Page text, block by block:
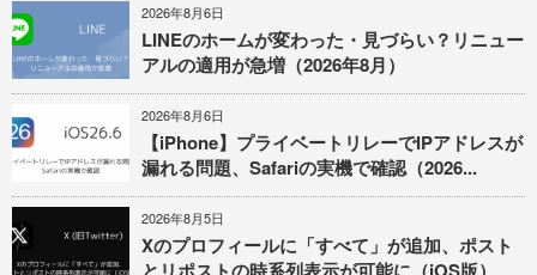
2026年8月6日
LINEのホームが変わった・見づらい？リニュー
アルの適用が急増（2026年8月）
2026年8月6日
【iPhone】プライベートリレーでIPアドレスが
漏れる問題、Safariの実機で確認（2026...
2026年8月5日
Xのプロフィールに「すべて」が追加、ポスト